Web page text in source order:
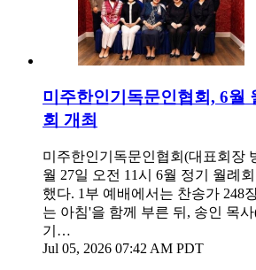
미주한인기독문인협회, 6월
회 개최
미주한인기독문인협회(대표회장
월 27일 오전 11시 6월 정기 월례
했다. 1부 예배에서는 찬송가 248
는 아침'을 함께 부른 뒤, 송인 목
기…
Jul 05, 2026 07:42 AM PDT